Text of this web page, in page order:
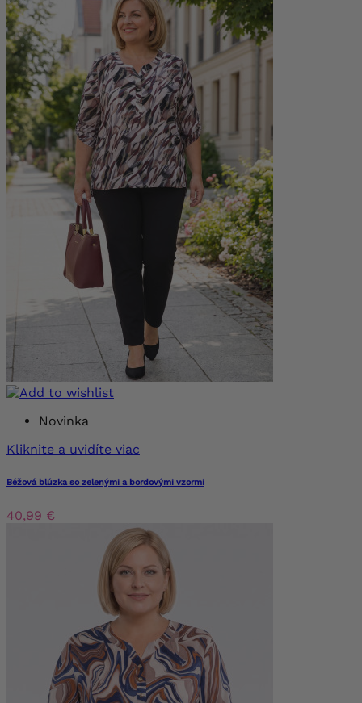
Novinka
Kliknite a uvidíte viac
Béžová blúzka so zelenými a bordovými vzormi
40,99 €